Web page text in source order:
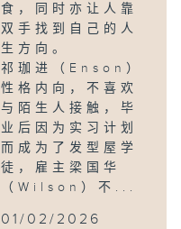
食，同时亦让人靠
双手找到自己的人
生方向。
祁珈进（Enson）
性格内向，不喜欢
与陌生人接触，毕
业后因为实习计划
而成为了发型屋学
徒，雇主梁国华
（Wilson）不...
01/02/2026